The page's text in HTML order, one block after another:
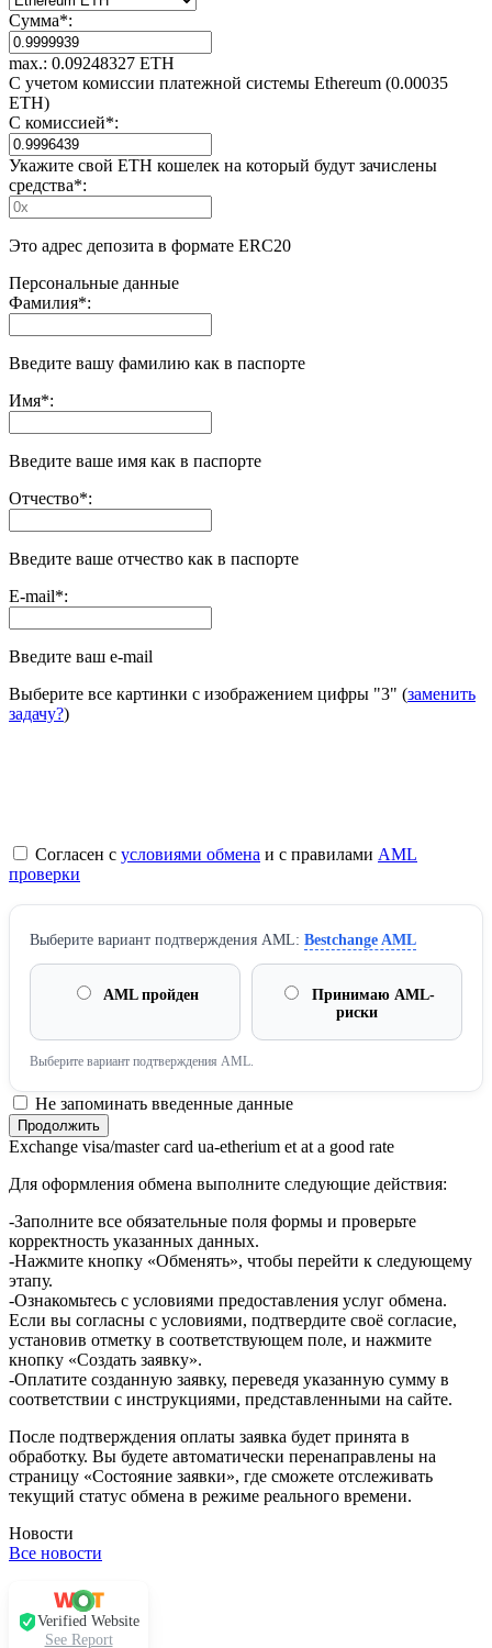
Сумма*:
max.: 0.09248327 ETH
С учетом комиссии платежной системы Ethereum (0.00035
ETH)
С комиссией*:
Укажите свой ETH кошелек на который будут зачислены
средства*:
Это адрес депозита в формате ERC20
Персональные данные
Фамилия*:
Введите вашу фамилию как в паспорте
Имя*:
Введите ваше имя как в паспорте
Отчество*:
Введите ваше отчество как в паспорте
E-mail*:
Введите ваш e-mail
Выберите все картинки с изображением цифры "3" (заменить
задачу?)
Согласен с условиями обмена и с правилами AML
проверки
Выберите вариант подтверждения AML: Bestchange AML
AML пройден
Принимаю AML-
риски
Выберите вариант подтверждения AML.
Не запоминать введенные данные
Exchange visa/master card ua-etherium et at a good rate
Для оформления обмена выполните следующие действия:
-Заполните все обязательные поля формы и проверьте
корректность указанных данных.
-Нажмите кнопку «Обменять», чтобы перейти к следующему
этапу.
-Ознакомьтесь с условиями предоставления услуг обмена.
Если вы согласны с условиями, подтвердите своё согласие,
установив отметку в соответствующем поле, и нажмите
кнопку «Создать заявку».
-Оплатите созданную заявку, переведя указанную сумму в
соответствии с инструкциями, представленными на сайте.
После подтверждения оплаты заявка будет принята в
обработку. Вы будете автоматически перенаправлены на
страницу «Состояние заявки», где сможете отслеживать
текущий статус обмена в режиме реального времени.
Новости
Все новости
Verified Website
See Report